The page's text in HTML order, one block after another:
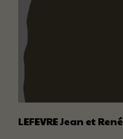
LEFEVRE Jean et René